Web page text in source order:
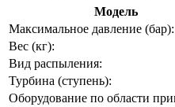
Модель
Максимальное давление (бар):
Вес (кг):
Вид распыления:
Турбина (ступень):
Оборудование по области